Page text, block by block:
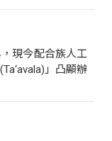
現今配合族人工
」凸顯辦